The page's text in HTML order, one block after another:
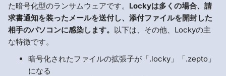
た暗号化型のランサムウェアです。 Lockyは多くの場合、請
求書通知を装ったメールを送付し、添付ファイルを開封した
相手のパソコンに感染します。 以下は、その他、Lockyの主
な特徴です。
暗号化されたファイルの拡張子が「.locky」「.zepto」
になる